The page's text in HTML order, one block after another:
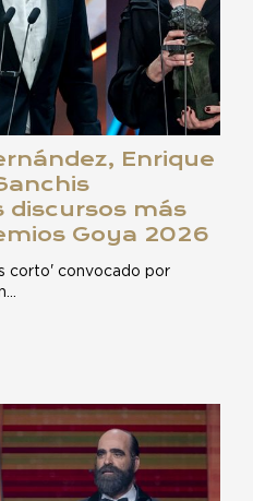
Enrique
discursos más
Goya 2026
corto' convocado por